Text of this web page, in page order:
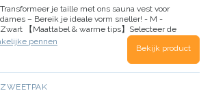
Transformeer je taille met ons sauna vest voor
dames – Bereik je ideale vorm sneller! - M -
Zwart 【Maattabel & warme tips】Selecteer de
maat aan de hand van je taille van de Bingrong
SIZE CHART links. Elk idee over onze eendelige
damessport, buikweg-shaperwear…
pennen
Bekijk product
ZWEETPAK